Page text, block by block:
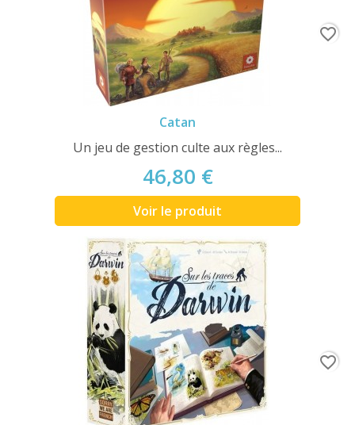
Catan
Un jeu de gestion culte aux règles...
46,80 €
Voir le produit
favorite_border
favorite_border